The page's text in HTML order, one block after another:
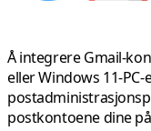
Å integrere Gmail-
eller Windows 11-
postkontoene dine